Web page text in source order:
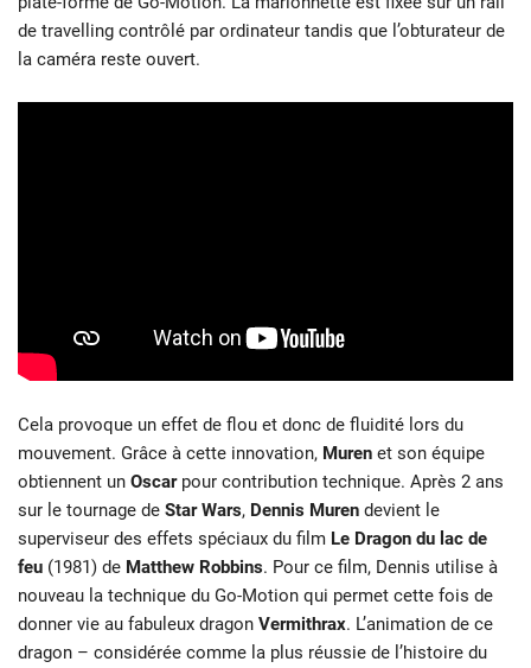
de travelling contrôlé par ordinateur tandis que l’obturateur de
la caméra reste ouvert.
Cela provoque un effet de flou et donc de fluidité lors du
mouvement. Grâce à cette innovation, Muren et son équipe
obtiennent un Oscarpour contribution technique. Après 2 ans
sur le tournage de Star Wars, Dennis Muren devient le
superviseur des effets spéciaux du film Le Dragon du lac de
feu (1981) de Matthew Robbins. Pour ce film, Dennis utilise à
nouveau la technique du Go-Motion qui permet cette fois de
donner vie au fabuleux dragon Vermithrax. L’animation de ce
dragon – considérée comme la plus réussie de l’histoire du